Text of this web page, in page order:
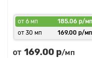
от 6 мп
185.06 р/мп
от 30 мп
169.00 р/мп
от 169.00 р/мп